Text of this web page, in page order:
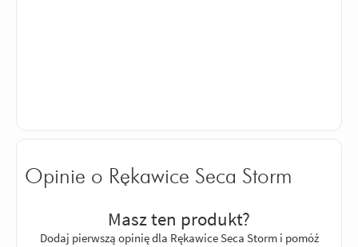
Opinie o Rękawice Seca Storm
Masz ten produkt?
Dodaj pierwszą opinię dla Rękawice Seca Storm i pomóż